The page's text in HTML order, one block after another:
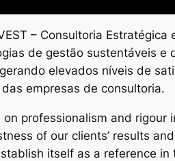
– Consultoria
de gestão sustentáveis e
elevados níveis de
empresas de consultoria.
on professionalism and
of our clients’ results
itself as a reference in